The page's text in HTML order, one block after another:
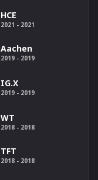
HCE
2021 - 2021
Aachen
2019 - 2019
IG.X
2019 - 2019
WT
2018 - 2018
TFT
2018 - 2018